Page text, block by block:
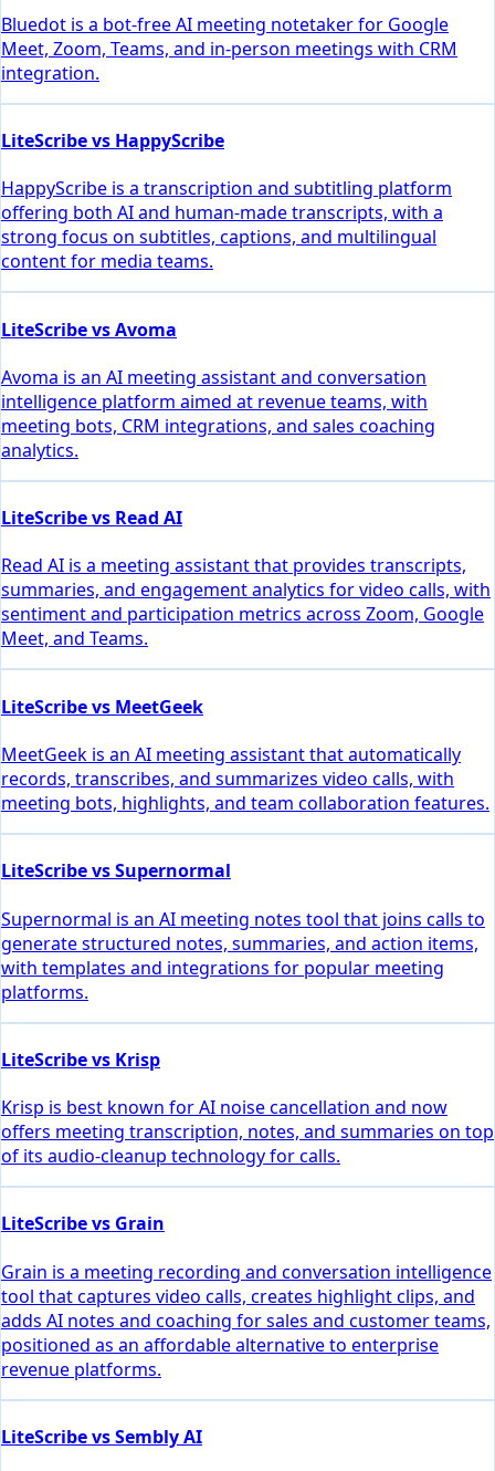
Bluedot is a bot-free AI meeting notetaker for Google
Meet, Zoom, Teams, and in-person meetings with CRM
integration.
LiteScribe vs HappyScribe
HappyScribe is a transcription and subtitling platform
offering both AI and human-made transcripts, with a
strong focus on subtitles, captions, and multilingual
content for media teams.
LiteScribe vs Avoma
Avoma is an AI meeting assistant and conversation
intelligence platform aimed at revenue teams, with
meeting bots, CRM integrations, and sales coaching
analytics.
LiteScribe vs Read AI
Read AI is a meeting assistant that provides transcripts,
summaries, and engagement analytics for video calls, with
sentiment and participation metrics across Zoom, Google
Meet, and Teams.
LiteScribe vs MeetGeek
MeetGeek is an AI meeting assistant that automatically
records, transcribes, and summarizes video calls, with
meeting bots, highlights, and team collaboration features.
LiteScribe vs Supernormal
Supernormal is an AI meeting notes tool that joins calls to
generate structured notes, summaries, and action items,
with templates and integrations for popular meeting
platforms.
LiteScribe vs Krisp
Krisp is best known for AI noise cancellation and now
offers meeting transcription, notes, and summaries on top
of its audio-cleanup technology for calls.
LiteScribe vs Grain
Grain is a meeting recording and conversation intelligence
tool that captures video calls, creates highlight clips, and
adds AI notes and coaching for sales and customer teams,
positioned as an affordable alternative to enterprise
revenue platforms.
LiteScribe vs Sembly AI